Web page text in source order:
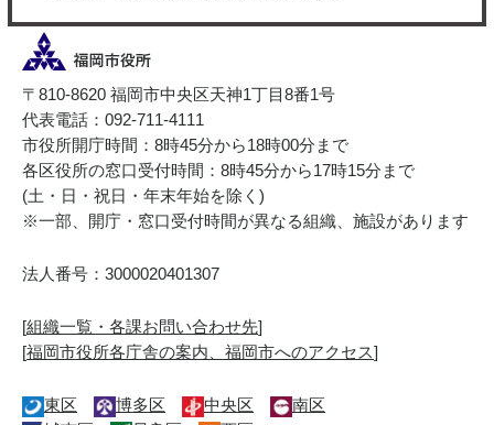
〒810-8620 福岡市中央区天神1丁目8番1号
代表電話：092-711-4111
市役所開庁時間：8時45分から18時00分まで
各区役所の窓口受付時間：8時45分から17時15分まで
(土・日・祝日・年末年始を除く)
※一部、開庁・窓口受付時間が異なる組織、施設があります
法人番号：3000020401307
[組織一覧・各課お問い合わせ先]
[福岡市役所各庁舎の案内、福岡市へのアクセス]
東区 博多区 中央区
南区